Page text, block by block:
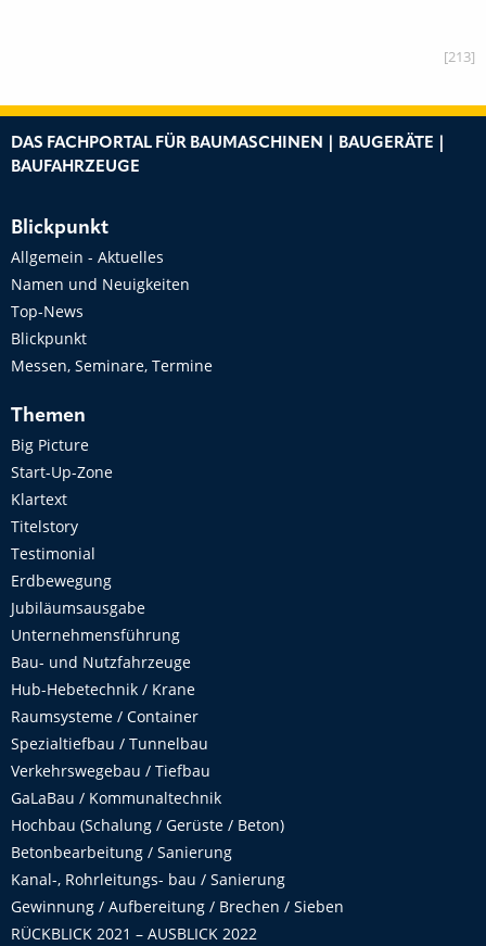
[213]
DAS FACHPORTAL FÜR BAUMASCHINEN | BAUGERÄTE |
BAUFAHRZEUGE
Blickpunkt
Allgemein - Aktuelles
Namen und Neuigkeiten
Top-News
Blickpunkt
Messen, Seminare, Termine
Themen
Big Picture
Start-Up-Zone
Klartext
Titelstory
Testimonial
Erdbewegung
Jubiläumsausgabe
Unternehmensführung
Bau- und Nutzfahrzeuge
Hub-Hebetechnik / Krane
Raumsysteme / Container
Spezialtiefbau / Tunnelbau
Verkehrswegebau / Tiefbau
GaLaBau / Kommunaltechnik
Hochbau (Schalung / Gerüste / Beton)
Betonbearbeitung / Sanierung
Kanal-, Rohrleitungs- bau / Sanierung
Gewinnung / Aufbereitung / Brechen / Sieben
RÜCKBLICK 2021 – AUSBLICK 2022